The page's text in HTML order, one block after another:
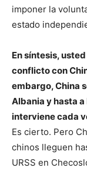
imponer la
estado
En síntesis,
conflicto con
embargo, China
Albania y hasta a
interviene cada
Es cierto. Pero
chinos lleguen
URSS en